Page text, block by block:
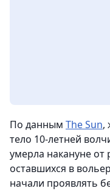
По данным The Sun,
тело 10-летней
умерла накануне от
оставшихся в
начали проявлять